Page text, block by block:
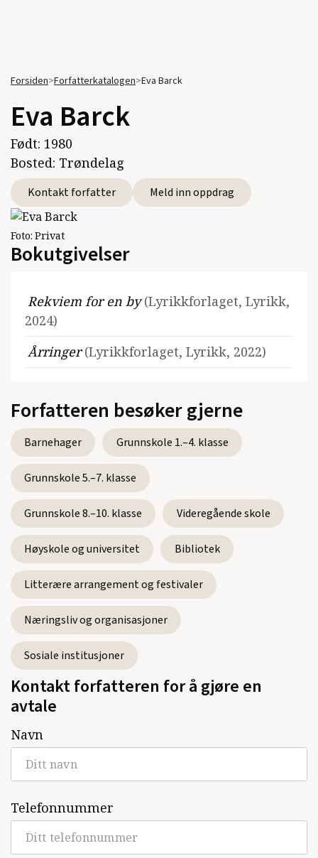
Forsiden>Forfatterkatalogen>Eva Barck
Eva Barck
Født: 1980
Bosted: Trøndelag
Kontakt forfatter Meld inn oppdrag
Foto: Privat
Bokutgivelser
Rekviem for en by(Lyrikkforlaget, Lyrikk,
2024)
Årringer(Lyrikkforlaget, Lyrikk, 2022)
Forfatteren besøker gjerne
Barnehager Grunnskole 1.–4. klasse
Grunnskole 5.–7. klasse
Grunnskole 8.–10. klasse Videregående skole
Høyskole og universitet Bibliotek
Litterære arrangement og festivaler
Næringsliv og organisasjoner
Sosiale institusjoner
Kontakt forfatteren for å gjøre en
avtale
Navn
Telefonnummer